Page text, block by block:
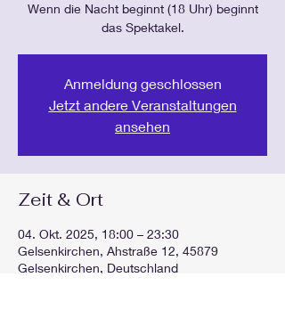
Wenn die Nacht beginnt (18 Uhr) beginnt
das Spektakel.
Anmeldung geschlossen
Jetzt andere Veranstaltungen
ansehen
Zeit & Ort
04. Okt. 2025, 18:00 – 23:30
Gelsenkirchen, Ahstraße 12, 45879
Gelsenkirchen, Deutschland